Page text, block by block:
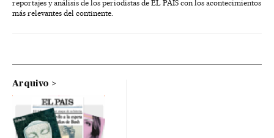
reportajes y análisis de los periodistas de EL PAÍS con los acontecimientos
más relevantes del continente.
Arquivo